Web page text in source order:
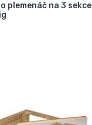
plemenáč na 3 sekce